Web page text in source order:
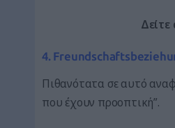
Δείτε
4.
Πιθανότατα σε αυτό
που έχουν προοπτική”.